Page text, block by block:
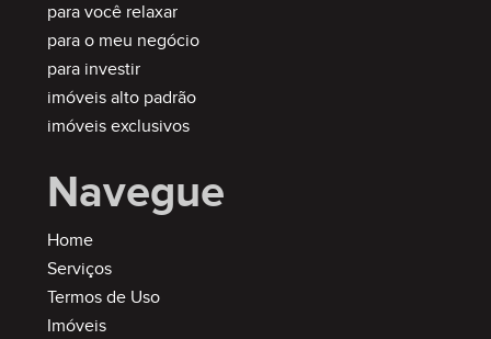
para você relaxar
para o meu negócio
para investir
imóveis alto padrão
imóveis exclusivos
Navegue
Home
Serviços
Termos de Uso
Imóveis